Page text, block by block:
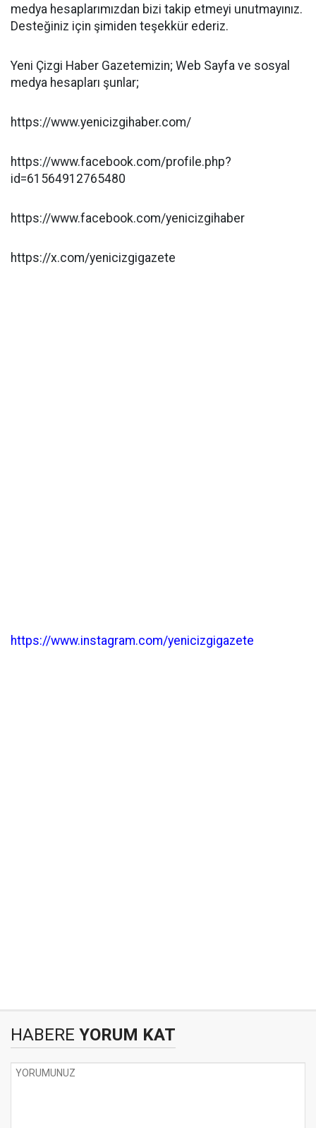
medya hesaplarımızdan bizi takip etmeyi unutmayınız.
Desteğiniz için şimiden teşekkür ederiz.
Yeni Çizgi Haber Gazetemizin; Web Sayfa ve sosyal
medya hesapları şunlar;
https://www.yenicizgihaber.com/
https://www.facebook.com/profile.php?
id=61564912765480
https://www.facebook.com/yenicizgihaber
https://x.com/yenicizgigazete
https://www.instagram.com/yenicizgigazete
HABERE YORUM KAT